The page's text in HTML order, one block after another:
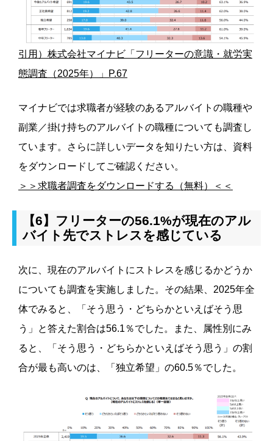
引用）株式会社マイナビ「フリーターの意識・就労実
態調査（2025年）」P.67
マイナビでは求職者が経験のあるアルバイトの職種や
副業／掛け持ちのアルバイトの職種についても調査し
ています。さらに詳しいデータを知りたい方は、資料
をダウンロードしてご確認ください。
＞＞求職者調査をダウンロードする（無料）＜＜
【6】フリーターの56.1%が現在のアル
バイト先でストレスを感じている
次に、現在のアルバイトにストレスを感じるかどうか
についても調査を実施しました。その結果、2025年全
体でみると、「そう思う・どちらかといえばそう思
う」と答えた割合は56.1％でした。また、属性別にみ
ると、「そう思う・どちらかといえばそう思う」の割
合が最も高いのは、「独立希望」の60.5％でした。